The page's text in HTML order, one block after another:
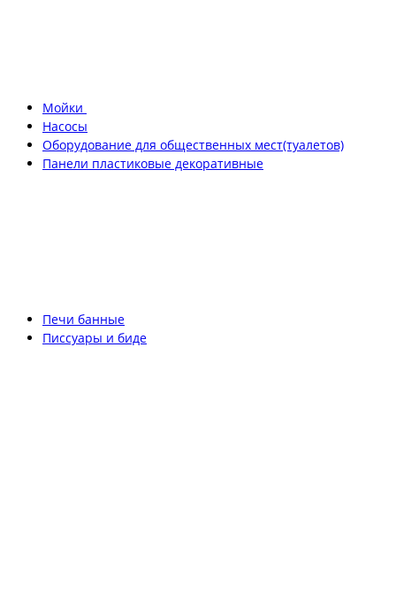
Мойки
Насосы
Оборудование для общественных мест(туалетов)
Панели пластиковые декоративные
Печи банные
Писсуары и биде